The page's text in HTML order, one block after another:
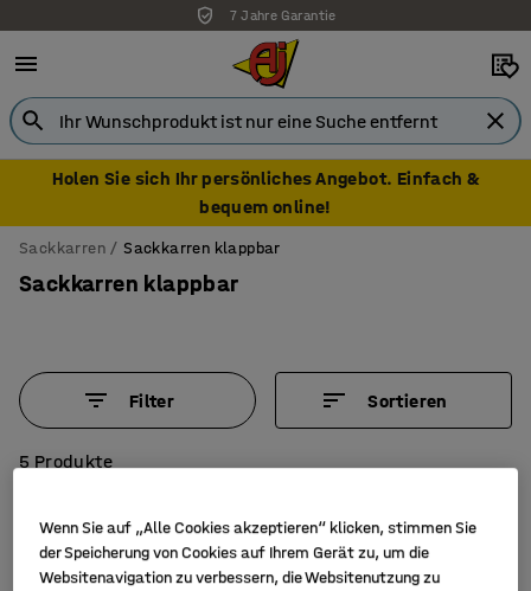
7 Jahre Garantie
Holen Sie sich Ihr persönliches Angebot. Einfach &
bequem online!
Sackkarren Sackkarren klappbar
Sackkarren klappbar
Filter Sortieren
5 Produkte
Wenn Sie auf „Alle Cookies akzeptieren“ klicken, stimmen Sie
der Speicherung von Cookies auf Ihrem Gerät zu, um die
Websitenavigation zu verbessern, die Websitenutzung zu